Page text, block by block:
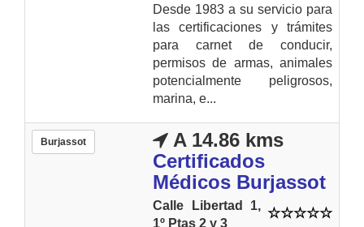
Desde 1983 a su servicio para
las certificaciones y trámites
para carnet de conducir,
permisos de armas, animales
potencialmente peligrosos,
marina, e...
Burjassot
A 14.86 kms
Certificados
Médicos Burjassot
Calle Libertad 1,
1º Ptas 2 y 3